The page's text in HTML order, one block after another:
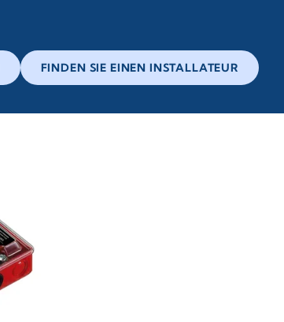
FINDEN SIE EINEN INSTALLATEUR